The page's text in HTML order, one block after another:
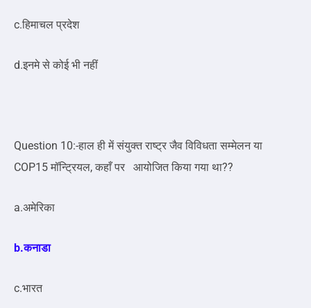
c.हिमाचल प्रदेश
d.इनमे से कोई भी नहीं
Question 10:-हाल ही में संयुक्त राष्ट्र जैव विविधता सम्मेलन या
COP15 मॉन्ट्रियल, कहाँ पर आयोजित किया गया था??
a.अमेरिका
b.कनाडा
c.भारत